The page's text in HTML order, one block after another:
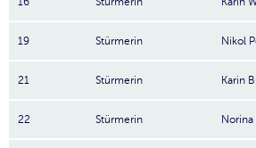
19 Stürmerin Nikol
21 Stürmerin Karin
22 Stürmerin Norina